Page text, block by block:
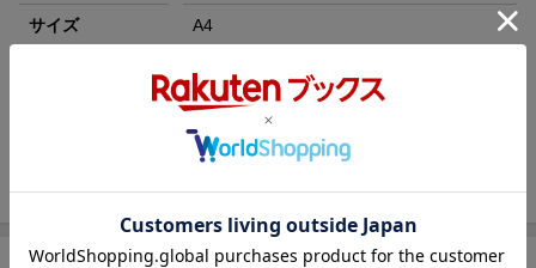
サイズ A4
4910183680455